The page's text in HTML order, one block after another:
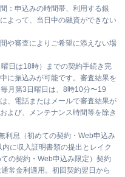
：申込みの時間帯、利用する銀
よって、当日中の融資ができない
や審査によりご希望に添えない場
日は18時）までの契約手続き完
に振込みが可能です。審査結果を
月第3日曜日は、8時10分〜19
、電話またはメールで審査結果が
よび、メンテナンス時間等を除き
利息（初めての契約・Web申込み
に収入証明書類の提出とレイク
の契約・Web申込み限定）契約
常金利適用。初回契約翌日から